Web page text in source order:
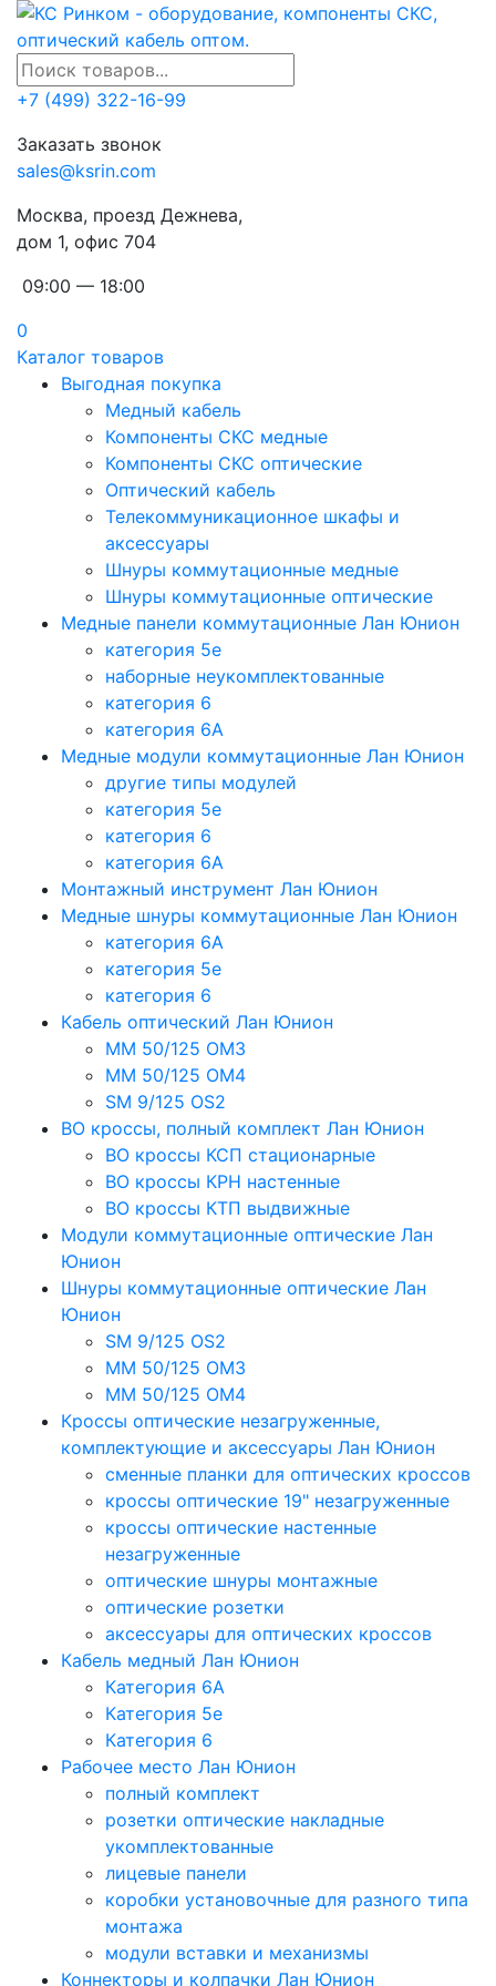
+7 (499) 322-16-99
Заказать звонок
sales@ksrin.com
Москва, проезд Дежнева,
дом 1, офис 704
09:00 — 18:00
0
Каталог товаров
Выгодная покупка
Медный кабель
Компоненты СКС медные
Компоненты СКС оптические
Оптический кабель
Телекоммуникационное шкафы и
аксессуары
Шнуры коммутационные медные
Шнуры коммутационные оптические
Медные панели коммутационные Лан Юнион
категория 5e
наборные неукомплектованные
категория 6
категория 6A
Медные модули коммутационные Лан Юнион
другие типы модулей
категория 5е
категория 6
категория 6A
Монтажный инструмент Лан Юнион
Медные шнуры коммутационные Лан Юнион
категория 6A
категория 5e
категория 6
Кабель оптический Лан Юнион
MM 50/125 OM3
MM 50/125 OM4
SM 9/125 OS2
ВО кроссы, полный комплект Лан Юнион
ВО кроссы КСП стационарные
ВО кроссы КРН настенные
ВО кроссы КТП выдвижные
Модули коммутационные оптические Лан
Юнион
Шнуры коммутационные оптические Лан
Юнион
SM 9/125 OS2
MM 50/125 OM3
MM 50/125 OM4
Кроссы оптические незагруженные,
комплектующие и аксессуары Лан Юнион
сменные планки для оптических кроссов
кроссы оптические 19" незагруженные
кроссы оптические настенные
незагруженные
оптические шнуры монтажные
оптические розетки
аксессуары для оптических кроссов
Кабель медный Лан Юнион
Категория 6A
Категория 5e
Категория 6
Рабочее место Лан Юнион
полный комплект
розетки оптические накладные
укомплектованные
лицевые панели
коробки установочные для разного типа
монтажа
модули вставки и механизмы
Коннекторы и колпачки Лан Юнион